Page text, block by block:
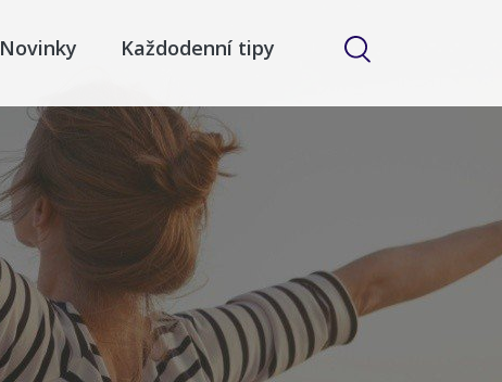
Novinky Každodenní tipy